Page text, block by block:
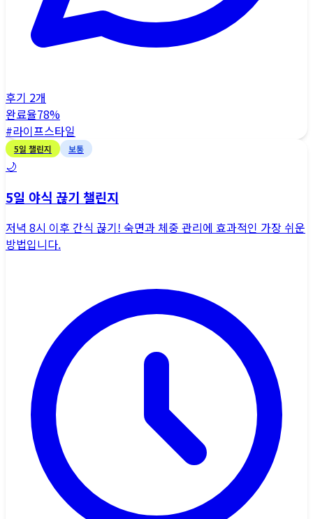
후기 2개
완료율78%
#라이프스타일
5일 챌린지 보통
🌙
5일 야식 끊기 챌린지
저녁 8시 이후 간식 끊기! 숙면과 체중 관리에 효과적인 가장 쉬운
방법입니다.